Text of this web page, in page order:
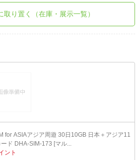
取り置く（在庫・展示一覧）
for ASIAアジア周遊 30日10GB 日本＋アジア11
ド DHA-SIM-173 [マル...
ント